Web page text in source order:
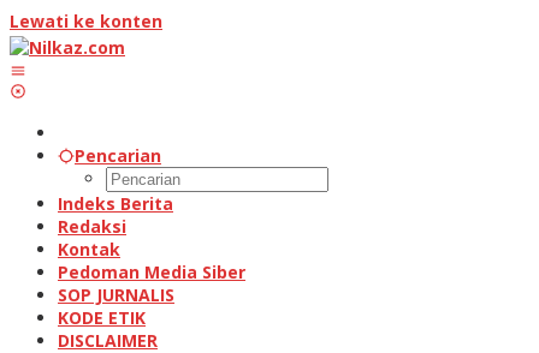
Lewati ke konten
Pencarian
Indeks Berita
Redaksi
Kontak
Pedoman Media Siber
SOP JURNALIS
KODE ETIK
DISCLAIMER